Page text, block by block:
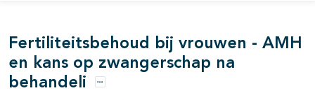
open- en dichtklappen
open- en dichtklappen
open- en dichtklappen
Fertiliteitsbehoud bij vrouwen - AMH
en kans op zwangerschap na
behandeli
Opties